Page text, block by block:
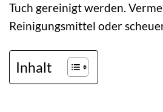
Tuch gereinigt werden.
Reinigungsmittel oder
Inhalt